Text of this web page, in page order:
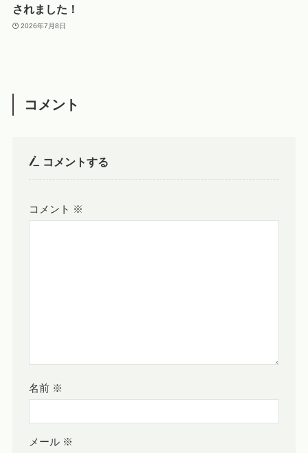
されました！
2026年7月8日
コメント
コメントする
コメント ※
名前 ※
メール ※